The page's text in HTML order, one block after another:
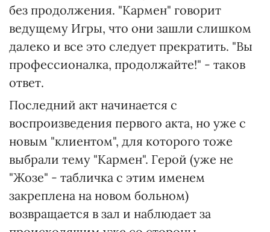
без продолжения. "Кармен" говорит
ведущему Игры, что они зашли слишком
далеко и все это следует прекратить. "Вы
профессионалка, продолжайте!" - таков
ответ.
Последний акт начинается с
воспроизведения первого акта, но уже с
новым "клиентом", для которого тоже
выбрали тему "Кармен". Герой (уже не
"Жозе" - табличка с этим именем
закреплена на новом больном)
возвращается в зал и наблюдает за